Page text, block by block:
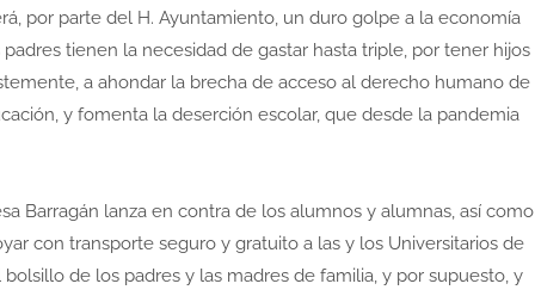
por parte del H. Ayuntamiento, un duro golpe a la economía
tienen la necesidad de gastar hasta triple, por tener hijos
a ahondar la brecha de acceso al derecho humano de
y fomenta la deserción escolar, que desde la pandemia
Barragán lanza en contra de los alumnos y alumnas, así como
con transporte seguro y gratuito a las y los Universitarios de
de los padres y las madres de familia, y por supuesto, y